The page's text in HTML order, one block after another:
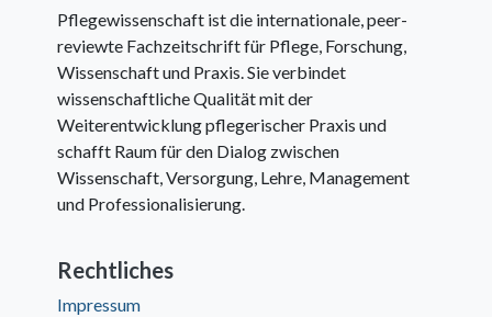
Pflegewissenschaft ist die internationale, peer-
reviewte Fachzeitschrift für Pflege, Forschung,
Wissenschaft und Praxis. Sie verbindet
wissenschaftliche Qualität mit der
Weiterentwicklung pflegerischer Praxis und
schafft Raum für den Dialog zwischen
Wissenschaft, Versorgung, Lehre, Management
und Professionalisierung.
Rechtliches
Impressum